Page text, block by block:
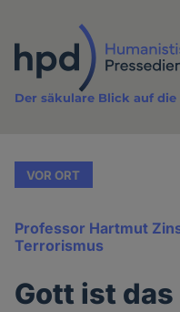
Inhalt
Der säkulare Blick auf die
VOR ORT
Professor Hartmut
Terrorismus
Gott ist